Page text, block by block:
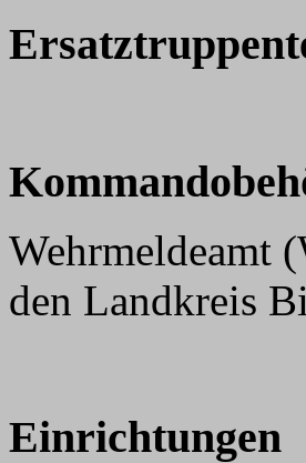
Wehrmeldeamt
den Landkreis
Einrichtungen